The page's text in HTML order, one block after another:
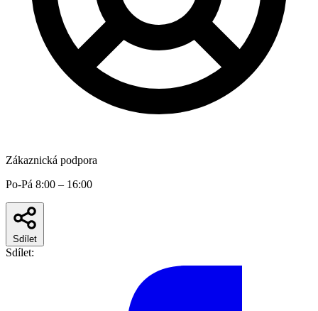
Zákaznická podpora
Po-Pá 8:00 – 16:00
Sdílet
Sdílet: